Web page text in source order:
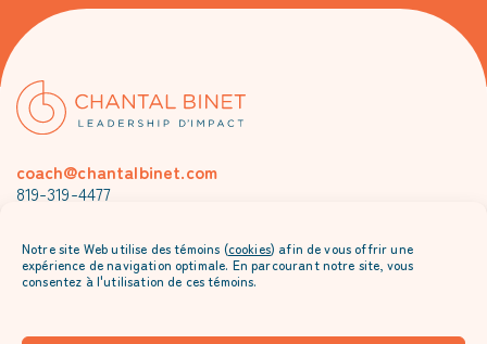
Notre site Web utilise des témoins (cookies) afin de vous offrir une
expérience de navigation optimale. En parcourant notre site, vous
consentez à l'utilisation de ces témoins.
coach@chantalbinet.com
819-319-4477
Je m’abonne à l’envoi mensuel de Chantal